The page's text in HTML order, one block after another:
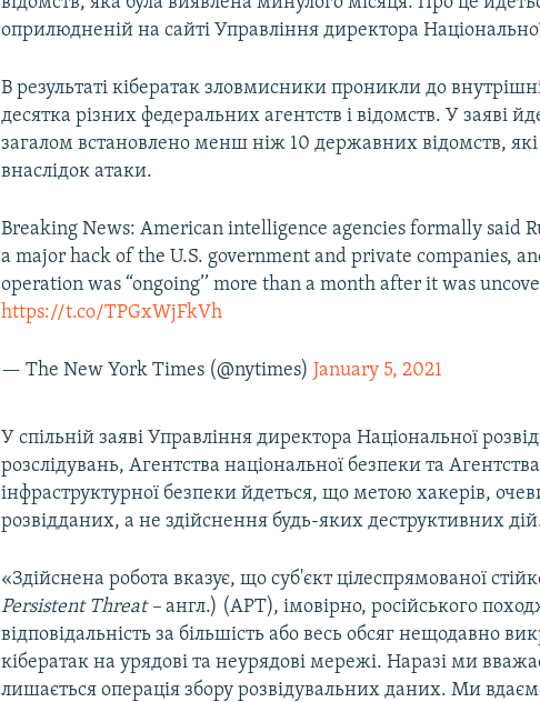
оприлюдненій на сайті Управління директора
В результаті кібератак зловмисники проникли до
десятка різних федеральних агентств і відомств. У заяві
загалом встановлено менш ніж 10 державних відомств,
внаслідок атаки.
Breaking News: American intelligence agencies formally said
a major hack of the U.S. government and private companies,
operation was “ongoing’’ more than a month after it was
https://t.co/TPGxWjFkVh
— The New York Times (@nytimes)January 5, 2021
У спільній заяві Управління директора Національної
розслідувань, Агентства національної безпеки та
інфраструктурної безпеки йдеться, що метою хакерів,
розвідданих, а не здійснення будь-яких деструктивних
«Здійснена робота вказує, що суб'єкт цілеспрямованої
Persistent Threat – англ.) (APT), імовірно, російського
відповідальність за більшість або весь обсяг нещодавно
кібератак на урядові та неурядові мережі. Наразі ми
лишається операція збору розвідувальних даних. Ми